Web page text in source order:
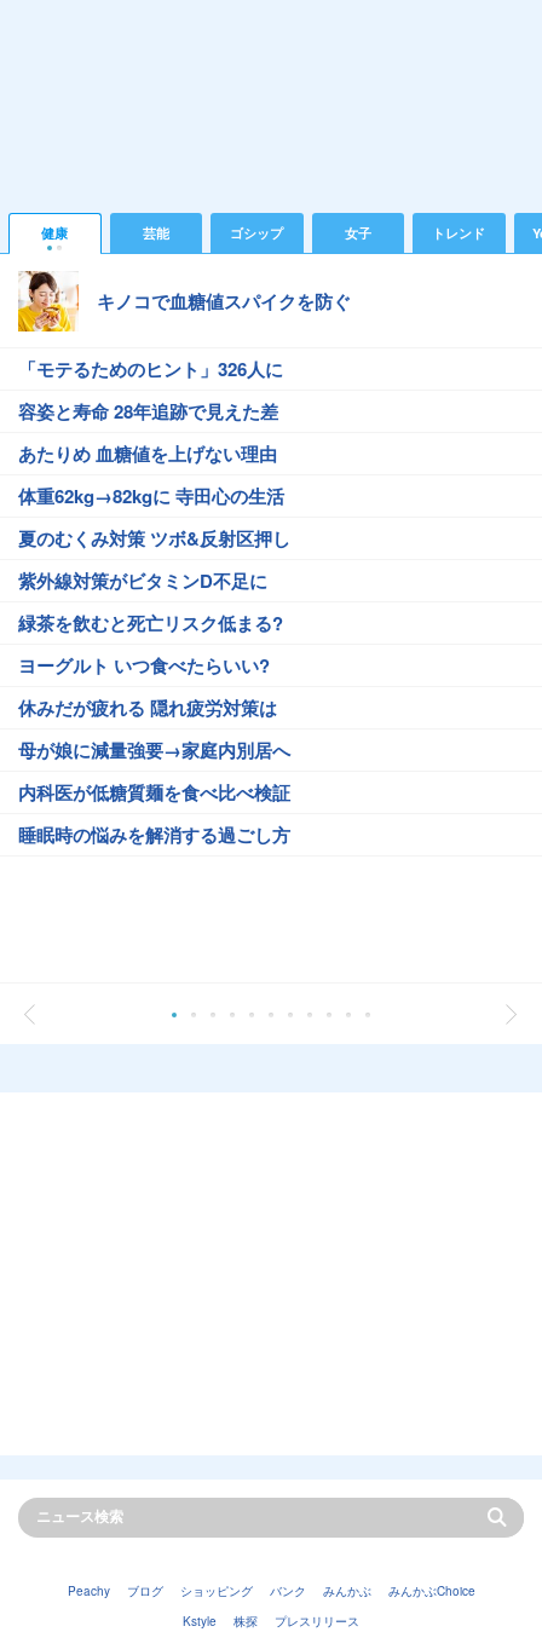
健康 芸能 ゴシップ 女子 トレンド
キノコで血糖値スパイクを防ぐ
「モテるためのヒント」326人に
容姿と寿命 28年追跡で見えた差
あたりめ 血糖値を上げない理由
体重62kg→82kgに 寺田心の生活
夏のむくみ対策 ツボ&反射区押し
紫外線対策がビタミンD不足に
緑茶を飲むと死亡リスク低まる?
ヨーグルト いつ食べたらいい?
休みだが疲れる 隠れ疲労対策は
母が娘に減量強要→家庭内別居へ
内科医が低糖質麺を食べ比べ検証
睡眠時の悩みを解消する過ごし方
Peachy ブログ ショッピング バンク みんかぶ
みんかぶChoice
Kstyle
株探 プレスリリース